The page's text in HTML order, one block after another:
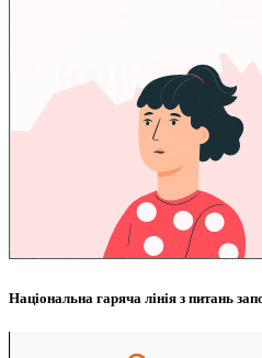
Національна гаряча лінія з питань